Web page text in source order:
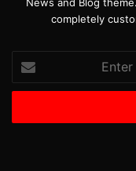
News and Blog
completely
Enter
your
Email